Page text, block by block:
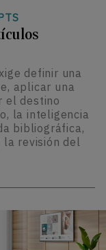
definir una
aplicar una
el destino
la inteligencia
bibliográfica,
revisión del